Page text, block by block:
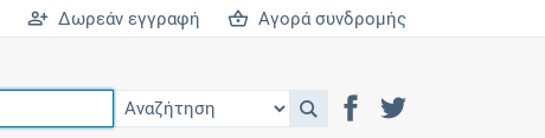
Δωρεάν εγγραφή Αγορά συνδρομής